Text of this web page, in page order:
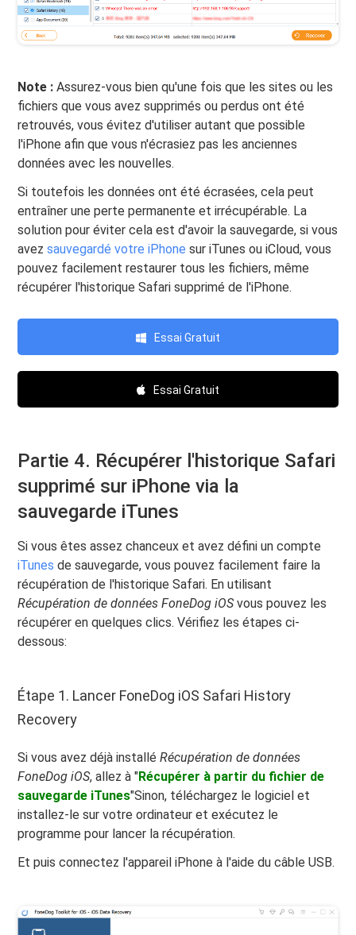
Note : Assurez-vous bien qu'une fois que les sites ou les
fichiers que vous avez supprimés ou perdus ont été
retrouvés, vous évitez d'utiliser autant que possible
l'iPhone afin que vous n'écrasiez pas les anciennes
données avec les nouvelles.
Si toutefois les données ont été écrasées, cela peut
entraîner une perte permanente et irrécupérable. La
solution pour éviter cela est d'avoir la sauvegarde, si vous
avezsauvegardé votre iPhone sur iTunes ou iCloud, vous
pouvez facilement restaurer tous les fichiers, même
récupérer l'historique Safari supprimé de l'iPhone.
Essai Gratuit
Essai Gratuit
Partie 4. Récupérer l'historique Safari
supprimé sur iPhone via la
sauvegarde iTunes
Si vous êtes assez chanceux et avez défini un compte
iTunesde sauvegarde, vous pouvez facilement faire la
récupération de l'historique Safari. En utilisant
Récupération de données FoneDog iOSvous pouvez les
récupérer en quelques clics. Vérifiez les étapes ci-
dessous:
Étape 1. Lancer FoneDog iOS Safari History
Recovery
Si vous avez déjà installéRécupération de données
FoneDog iOS, allez à "Récupérer à partir du fichier de
sauvegarde iTunes"Sinon, téléchargez le logiciel et
installez-le sur votre ordinateur et exécutez le
programme pour lancer la récupération.
Et puis connectez l'appareil iPhone à l'aide du câble USB.